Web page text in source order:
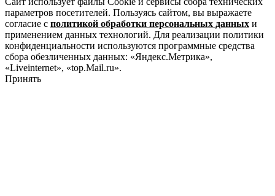
параметров посетителей. Пользуясь сайтом, вы выражаете
согласие с политикой обработки персональных данных и
применением данных технологий. Для реализации политики
конфиденциальности используются программные средства
сбора обезличенных данных: «Яндекс.Метрика»,
«Liveinternet», «top.Mail.ru».
Принять